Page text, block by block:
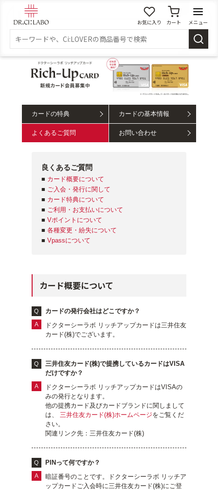
お気に入り カート メニュー
新規会員登録 ログイン
マイページ
スキンケア
商品カテゴリーから探す
角質・導入美容液
乳液
ゲル
プロダクトラインから探す
VC100ライン
エンリッチリフトライン
モイスチャーライン
ブライトニングライン
お悩みから探す
シミ・そばかす ゆるみ・ハリ
カードの特典 カードの基本情報
よくあるご質問 お問い合わせ
良くあるご質問
■ カード概要について
■ ご入会・発行に関して
■ カード特典について
■ ご利用・お支払いについて
■ Vポイントについて
■ 各種変更・紛失について
■ Vpassについて
カード概要について
カードの発行会社はどこですか？
ドクターシーラボ リッチアップカードは三井住友
カード(株)でございます。
三井住友カード(株)で提携しているカードはVISA
だけですか？
ドクターシーラボ リッチアップカードはVISAの
みの発行となります。
他の提携カード及びカードブランドに関しまして
は、 三井住友カード(株)ホームページをご覧くだ
さい。
関連リンク先：三井住友カード(株)
PINって何ですか？
暗証番号のことです。ドクターシーラボ リッチア
ップカードご入会時に三井住友カード(株)にご登